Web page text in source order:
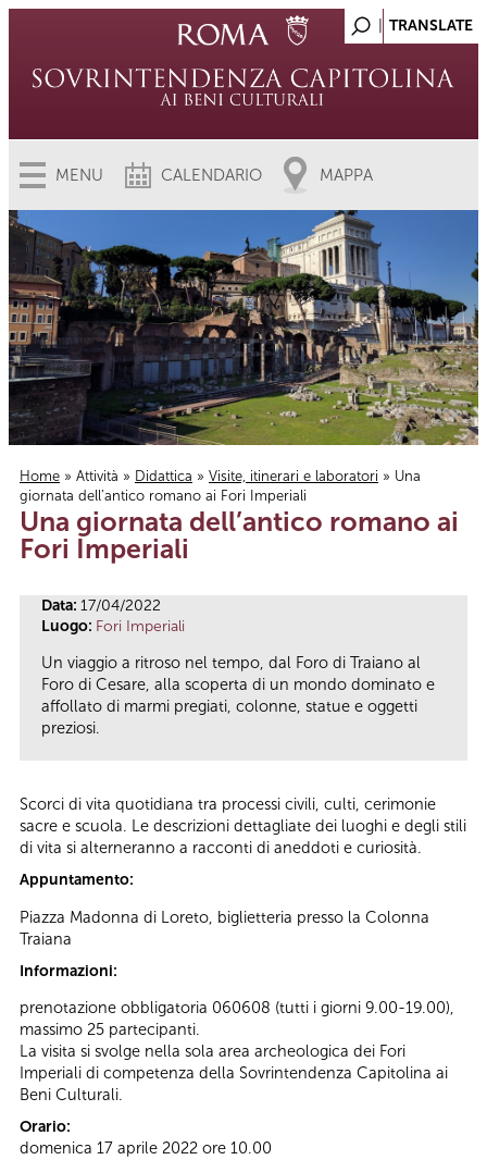
MENU CALENDARIO MAPPA
Tu sei qui
Home » Attività » Didattica » Visite, itinerari e laboratori » Una
giornata dell’antico romano ai Fori Imperiali
Una giornata dell’antico romano ai
Fori Imperiali
Data: 17/04/2022
Luogo: Fori Imperiali
Un viaggio a ritroso nel tempo, dal Foro di Traiano al
Foro di Cesare, alla scoperta di un mondo dominato e
affollato di marmi pregiati, colonne, statue e oggetti
preziosi.
Scorci di vita quotidiana tra processi civili, culti, cerimonie
sacre e scuola. Le descrizioni dettagliate dei luoghi e degli stili
di vita si alterneranno a racconti di aneddoti e curiosità.
Appuntamento:
Piazza Madonna di Loreto, biglietteria presso la Colonna
Traiana
Informazioni:
prenotazione obbligatoria 060608 (tutti i giorni 9.00-19.00),
massimo 25 partecipanti.
La visita si svolge nella sola area archeologica dei Fori
Imperiali di competenza della Sovrintendenza Capitolina ai
Beni Culturali.
Orario:
domenica 17 aprile 2022 ore 10.00